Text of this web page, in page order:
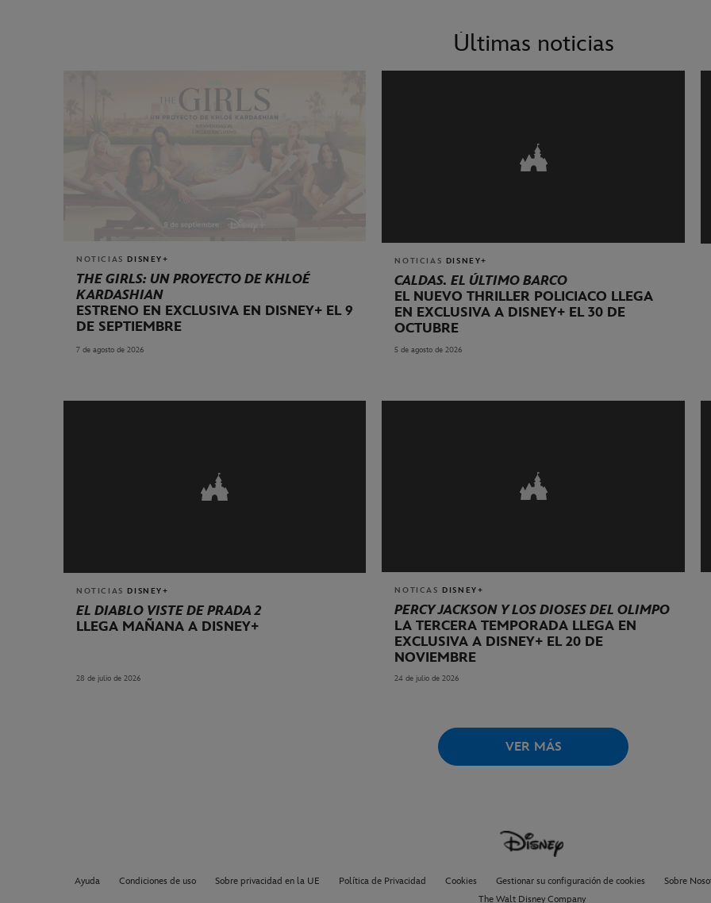
Últimas noticias
NOTICIAS DISNEY+
THE GIRLS: UN PROYECTO DE KHLOÉ
KARDASHIAN
ESTRENO EN EXCLUSIVA EN DISNEY+ EL 9
DE SEPTIEMBRE
7 de agosto de 2026
NOTICIAS DISNEY+
CALDAS. EL ÚLTIMO BARCO
EL NUEVO THRILLER POLICIACO LLEGA
EN EXCLUSIVA A DISNEY+ EL 30 DE
OCTUBRE
5 de agosto de 2026
NOTICIAS DISNEY+
EL DIABLO VISTE DE PRADA 2
LLEGA MAÑANA A DISNEY+
28 de julio de 2026
NOTICAS DISNEY+
PERCY JACKSON Y LOS DIOSES DEL OLIMPO
LA TERCERA TEMPORADA LLEGA EN
EXCLUSIVA A DISNEY+ EL 20 DE
NOVIEMBRE
24 de julio de 2026
VER MÁS
Ayuda Condiciones de uso Sobre privacidad en la UE Política de Privacidad Cookies Gestionar su configuración de cookies Sobre
The Walt Disney Company